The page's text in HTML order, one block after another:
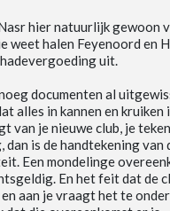
hier natuurlijk gewoon
weet halen Feyenoord en
uit.
documenten al
alles in kannen en kruiken
van je nieuwe club, je
is de handtekening van
Een mondelinge
En het feit dat de
aan je vraagt het te